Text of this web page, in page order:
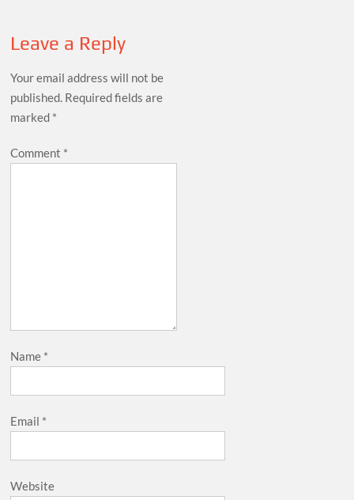
Leave a Reply
Your email address will not be
published. Required fields are
marked *
Comment *
Name *
Email *
Website